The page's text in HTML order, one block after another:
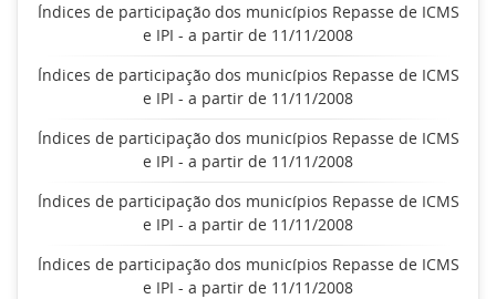
Índices de participação dos municípios Repasse de ICMS
e IPI - a partir de 11/11/2008
Índices de participação dos municípios Repasse de ICMS
e IPI - a partir de 11/11/2008
Índices de participação dos municípios Repasse de ICMS
e IPI - a partir de 11/11/2008
Índices de participação dos municípios Repasse de ICMS
e IPI - a partir de 11/11/2008
Índices de participação dos municípios Repasse de ICMS
e IPI - a partir de 11/11/2008